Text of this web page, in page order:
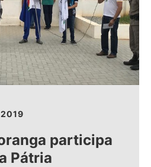
2019
participa
Pátria